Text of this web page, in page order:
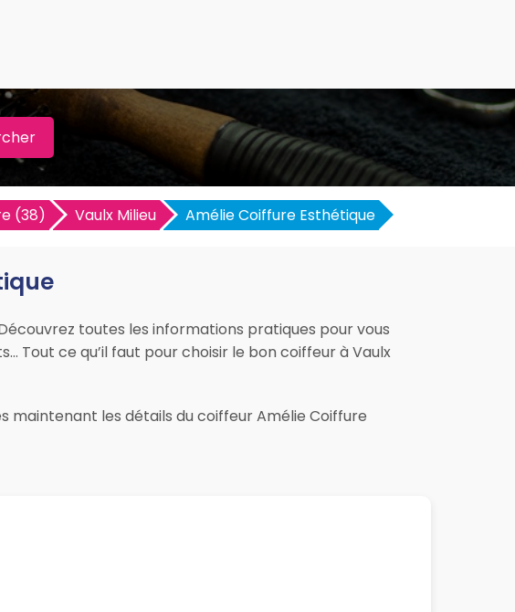
(38) Vaulx Milieu Amélie Coiffure Esthétique
toutes les informations pratiques pour vous
Tout ce qu’il faut pour choisir le bon coiffeur à Vaulx
maintenant les détails du coiffeur Amélie Coiffure